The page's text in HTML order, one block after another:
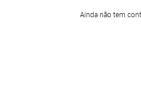
Ainda não tem